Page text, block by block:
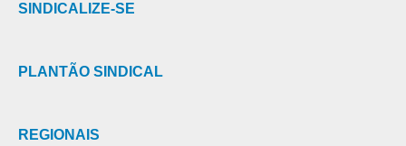
SINDICALIZE-SE
PLANTÃO SINDICAL
REGIONAIS